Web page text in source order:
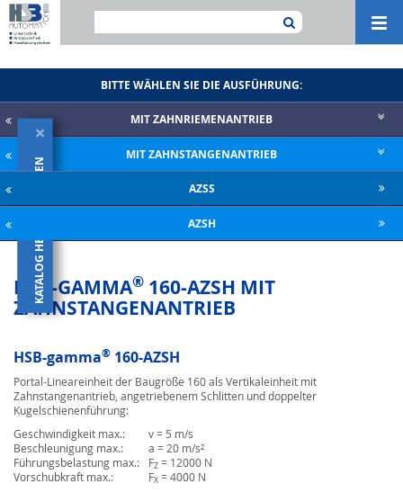
×
KATALOG HERUNTERLADEN
BITTE WÄHLEN SIE DIE AUSFÜHRUNG:
MIT ZAHNRIE­MENANTRIEB
MIT ZAHNSTANGENANTRIEB
AZSS
AZSH
HSB-GAMMA® 160-AZSH MIT
ZAHNSTANGENANTRIEB
HSB-gamma® 160-AZSH
Portal-Lineareinheit der Baugröße 160 als Vertikaleinheit mit
Zahnstangenantrieb, angetriebenem Schlitten und doppelter
Kugelschienenführung:
Geschwindigkeit max.:
v = 5 m/s
Beschleunigung max.:
a = 20 m/s²
Führungsbelastung max.:
FZ = 12000 N
Vorschubkraft max.:
FX = 4000 N